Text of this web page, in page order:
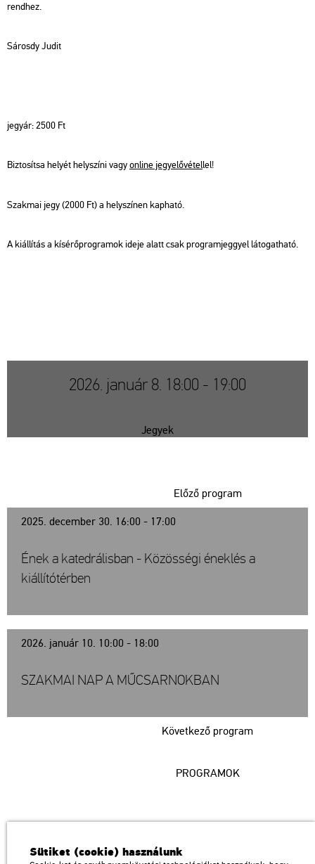
rend­hez.
Sá­rosdy Judit
jegy­ár: 2500 Ft
Biz­to­sít­sa he­lyét hely­szí­ni vagyon­line jegy­elő­vé­tellel!
Szak­mai jegy (2000 Ft) a hely­szí­nen kap­ha­tó.
A ki­ál­lí­tás a kí­sé­rő­prog­ra­mok ideje alatt csak prog­ram­jeggyel lá­to­gat­ha­tó.
2026. január 8. 18:00 - 19:00
Jegyek
2025. december 30. 16:00 - 17:00
Előző program
Ének a katedrálisban - Közösségi éneklés a
kiállítótérben
2026. január 10. 10:00 - 18:00
Következő program
SZAKMAI NAP A MŰCSARNOKBAN
PROGRAMOK
a Magyar Művészeti Akadémia intézménye
Sütiket (cookie) használunk